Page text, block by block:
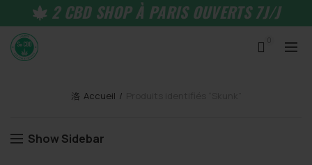
2 CBD SHOP À PARIS OUVERTS 7J/J
Accueil
Show Sidebar